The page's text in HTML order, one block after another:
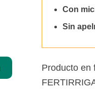
Con
Sin
Producto en